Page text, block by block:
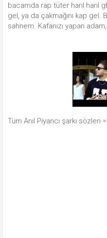
bacamda rap tüter harıl harıl
gel, ya da çakmağını kap
sahnem. Kafanızı yapan
Tüm Anıl Piyancı şarkı sözleri